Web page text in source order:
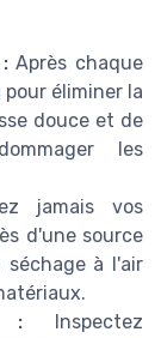
Après chaque
pour éliminer la
douce et de
les
jamais vos
d'une source
à l'air
: Inspectez